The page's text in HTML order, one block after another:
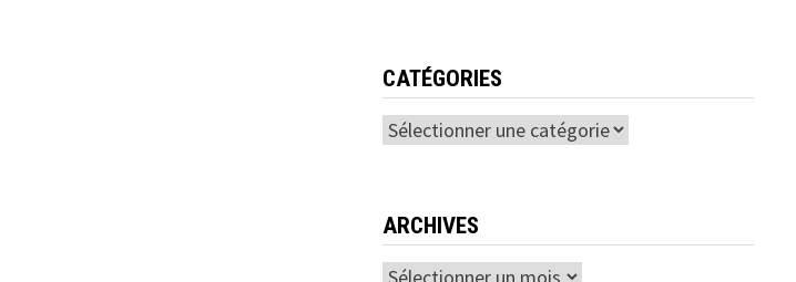
CATÉGORIES
Catégories
ARCHIVES
Archives